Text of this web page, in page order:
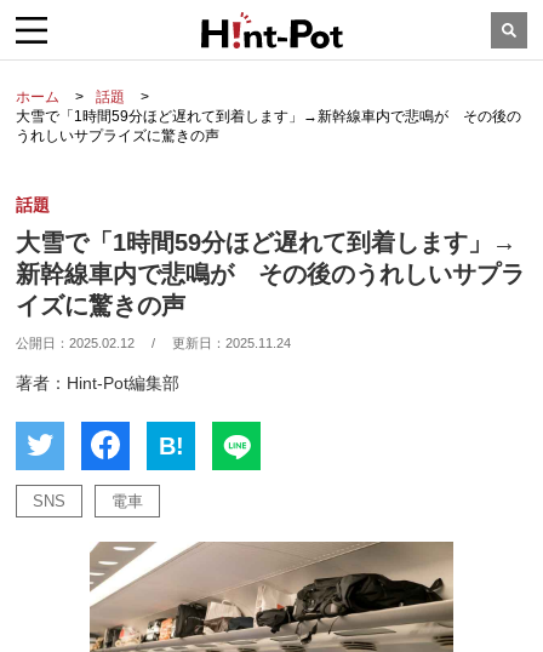
ホーム
話題
大雪で「1時間59分ほど遅れて到着します」→新幹線車内で悲鳴が その後の
うれしいサプライズに驚きの声
話題
大雪で「1時間59分ほど遅れて到着します」→
新幹線車内で悲鳴が その後のうれしいサプラ
イズに驚きの声
公開日：2025.02.12 / 更新日：2025.11.24
著者：Hint-Pot編集部
B!
SNS 電車